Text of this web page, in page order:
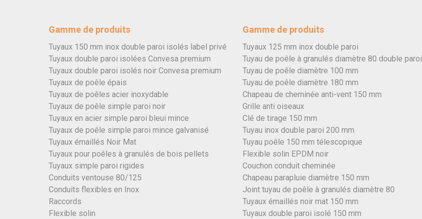
Gamme de produits
Tuyaux 150 mm inox double paroi isolés label privé
Tuyaux double paroi isolées Convesa premium
Tuyaux double paroi isolés noir Convesa premium
Tuyaux de poêle épais
Tuyaux de poêles acier inoxydable
Tuyaux de poêle simple paroi noir
Tuyaux en acier simple paroi bleui mince
Tuyaux de poêle simple paroi mince galvanisé
Tuyaux émaillés Noir Mat
Tuyaux pour poêles à granulés de bois pellets
Tuyaux simple paroi rigides
Conduits ventouse 80/125
Conduits flexibles en Inox
Raccords
Flexible solin
Gamme de produits
Tuyaux 125 mm inox double paroi
Tuyau de poêle à granulés diamètre 80 double paroi
Tuyau de poêle diamètre 100 mm
Tuyau de poêle diamètre 180 mm
Chapeau de cheminée anti-vent 150 mm
Grille anti oiseaux
Clé de tirage 150 mm
Tuyau inox double paroi 200 mm
Tuyau poêle 150 mm télescopique
Flexible solin EPDM noir
Couchon conduit cheminée
Chapeau parapluie diamètre 150 mm
Joint tuyau de poêle à granulés diamètre 80
Tuyaux émaillés noir mat 150 mm
Tuyaux double paroi isolé 150 mm